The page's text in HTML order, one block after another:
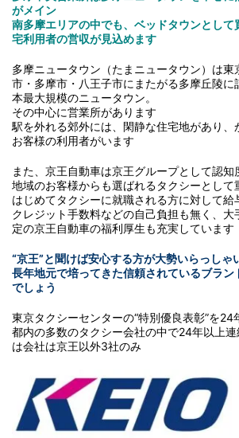
がメイン
南多摩エリアの中でも、ベッドタウンとして
宅利用者の営収が見込めます
多摩ニュータウン（たまニュータウン）は東
市・多摩市・八王子市にまたがる多摩丘陵に
本最大規模のニュータウン。
その中心に営業所があります
駅を外れる郊外には、閑静な住宅地があり、
お客様の利用者がいます
また、京王自動車は京王グループとして認
地域のお客様からも選ばれるタクシーとして
はじめてタクシーに就職される方に対して給
クレジット手数料などの自己負担も無く、大
定の京王自動車の福利厚生も充実しています
“京王”と聞けば安心する方が大勢いらっしゃ
長年地元で培ってきた信頼されているブラン
でしょう
東京タクシーセンターの“特別優良表彰”を24
都内の多数のタクシー会社の中で24年以上
は会社は京王以外3社のみ